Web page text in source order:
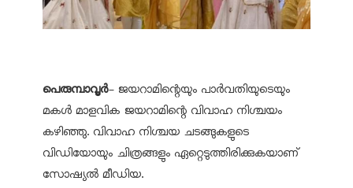
പെരുമ്പാവൂർ- ജയറാമിന്റെയും പാർവതിയുടെയും
മകൾ മാളവിക ജയറാമിന്റെ വിവാഹ നിശ്ചയം
കഴിഞ്ഞു. വിവാഹ നിശ്ചയ ചടങ്ങുകളുടെ
വിഡിയോയും ചിത്രങ്ങളും ഏറ്റെടുത്തിരിക്കുകയാണ്
സോഷ്യൽ മീഡിയ.